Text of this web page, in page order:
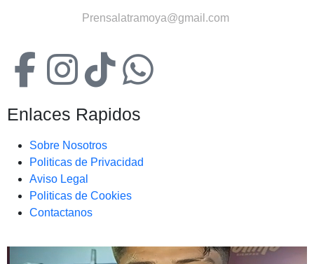
Prensalatramoya@gmail.com
Enlaces Rapidos
Sobre Nosotros
Politicas de Privacidad
Aviso Legal
Politicas de Cookies
Contactanos